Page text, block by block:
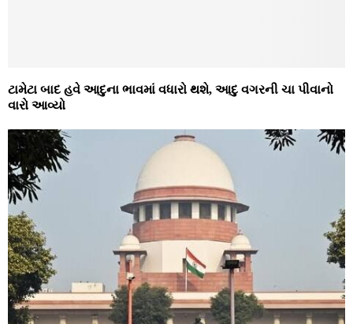
ટામેટા બાદ હવે આદુના ભાવમાં વધારો થશે, આદુ વગરની ચા પીવાનો
વારો આવ્યો